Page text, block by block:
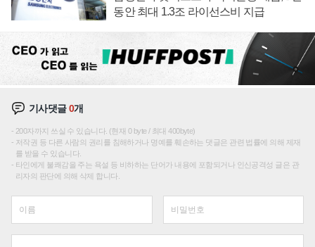
동안 최대 1.3조 라이선스비 지급
기사댓글0개
200자까지 쓰실 수 있습니다. (현재 0 byte / 최대 400byte)
저작권 등 다른 사람의 권리를 침해하거나 명예를 훼손하는 댓글은 관련 법률에 의해 제재
를 받을 수 있습니다.
타인에게 불쾌감을 주는 욕설 등 비하하는 단어가 내용에 포함되거나 인신공격성 글은 관
리자의 판단에 의해 삭제 합니다.